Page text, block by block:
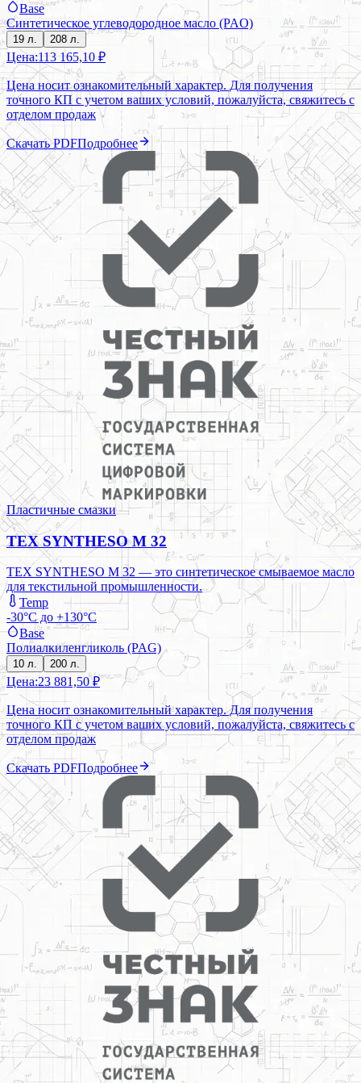
Base
Синтетическое углеводородное масло (PAO)
19 л. 208 л.
Цена:113 165,10 ₽
Цена носит ознакомительный характер. Для получения
точного КП с учетом ваших условий, пожалуйста, свяжитесь с
отделом продаж
Скачать PDFПодробнее
Пластичные смазки
TEX SYNTHESO M 32
TEX SYNTHESO M 32 — это синтетическое смываемое масло
для текстильной промышленности.
Temp
-30°C до +130°C
Base
Полиалкиленгликоль (PAG)
10 л. 200 л.
Цена:23 881,50 ₽
Цена носит ознакомительный характер. Для получения
точного КП с учетом ваших условий, пожалуйста, свяжитесь с
отделом продаж
Скачать PDFПодробнее